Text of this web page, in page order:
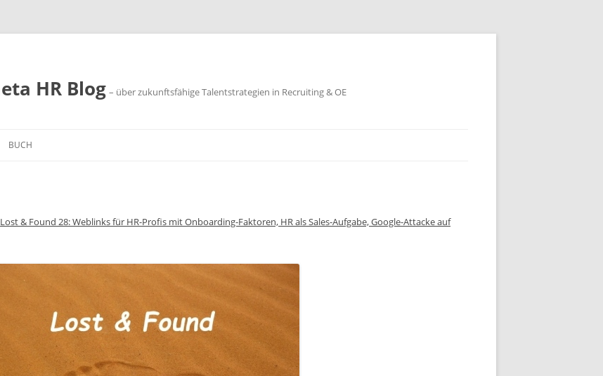
HR Blog – über zukunftsfähige Talentstrategien in Recruiting & OE
BUCH
Lost & Found 28: Weblinks für HR-Profis mit Onboarding-Faktoren, HR als Sales-Aufgabe, Google-Attacke auf